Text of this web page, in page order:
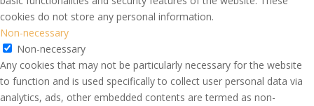
cookies do not store any personal information.
Non-necessary
Non-necessary
Any cookies that may not be particularly necessary for the website
to function and is used specifically to collect user personal data via
analytics, ads, other embedded contents are termed as non-